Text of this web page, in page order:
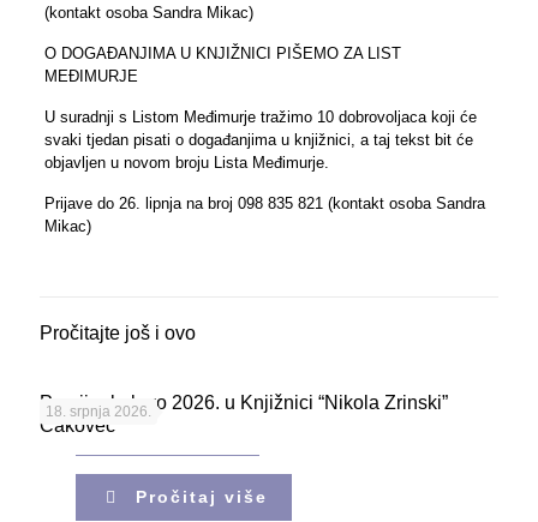
(kontakt osoba Sandra Mikac)
O DOGAĐANJIMA U KNJIŽNICI PIŠEMO ZA LIST
MEĐIMURJE
U suradnji s Listom Međimurje tražimo 10 dobrovoljaca koji će
svaki tjedan pisati o događanjima u knjižnici, a taj tekst bit će
objavljen u novom broju Lista Međimurje.
Prijave do 26. lipnja na broj 098 835 821 (kontakt osoba Sandra
Mikac)
Pročitajte još i ovo
18. srpnja 2026.
Porcijunkolovo 2026. u Knjižnici “Nikola Zrinski”
Čakovec
Pročitaj više